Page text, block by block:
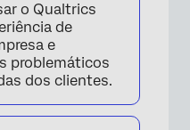
o Qualtrics
de
e
problemáticos
dos clientes.